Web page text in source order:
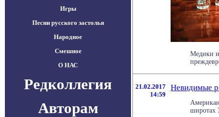
Игры
Песни русского застолья
Народное
Смешное
О НАС
Редколлегия
Авторам
Медики
21.02.2017
14:59
Невидимые
широтах